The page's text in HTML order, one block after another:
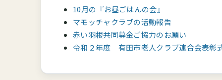
10月の『お昼ごはんの会』
マモッチャクラブの活動報告
赤い羽根共同募金ご協力のお願い
令和２年度 有田市老人クラブ連合会表彰